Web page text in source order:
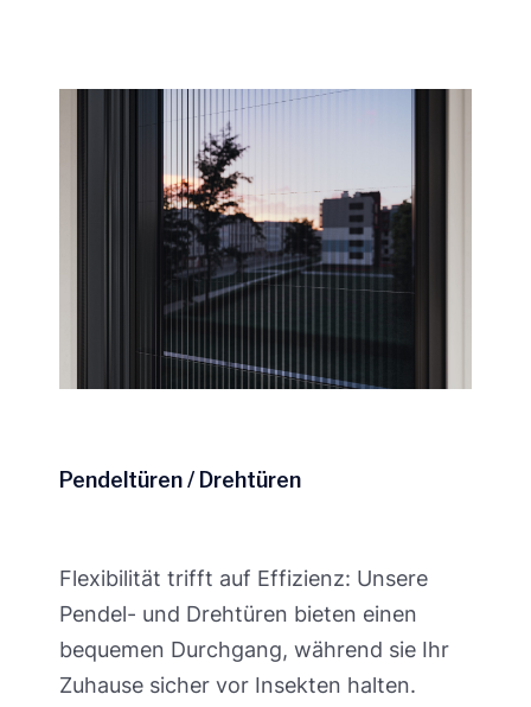
Pendeltüren / Drehtüren
Flexibilität trifft auf Effizienz: Unsere
Pendel- und Drehtüren bieten einen
bequemen Durchgang, während sie Ihr
Zuhause sicher vor Insekten halten.